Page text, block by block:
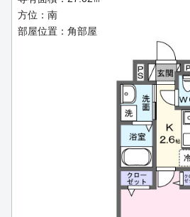
方位：南
部屋位置：角部屋